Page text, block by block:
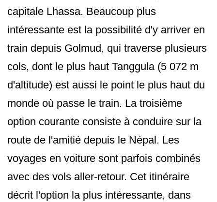
capitale Lhassa. Beaucoup plus
intéressante est la possibilité d'y arriver en
train depuis Golmud, qui traverse plusieurs
cols, dont le plus haut Tanggula (5 072 m
d'altitude) est aussi le point le plus haut du
monde où passe le train. La troisième
option courante consiste à conduire sur la
route de l'amitié depuis le Népal. Les
voyages en voiture sont parfois combinés
avec des vols aller-retour. Cet itinéraire
décrit l'option la plus intéressante, dans